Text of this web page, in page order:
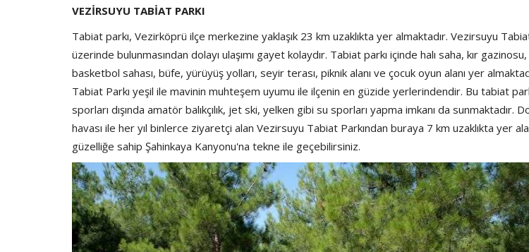
VEZİRSUYU TABİAT PARKI
Tabiat parkı, Vezirköprü ilçe merkezine yaklaşık 23 km uzaklıkta yer almaktadır. Vezirsuyu
üzerinde bulunmasından dolayı ulaşımı gayet kolaydır. Tabiat parkı içinde halı saha, kır
basketbol sahası, büfe, yürüyüş yolları, seyir terası, piknik alanı ve çocuk oyun alanı yer
Tabiat Parkı yeşil ile mavinin muhteşem uyumu ile ilçenin en güzide yerlerindendir. Bu tabiat
sporları dışında amatör balıkçılık, jet ski, yelken gibi su sporları yapma imkanı da sunmaktadır.
havası ile her yıl binlerce ziyaretçi alan Vezirsuyu Tabiat Parkından buraya 7 km uzaklıkta yer
güzelliğe sahip Şahinkaya Kanyonu'na tekne ile geçebilirsiniz.